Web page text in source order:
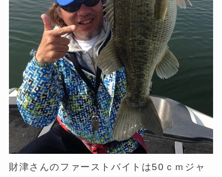
財津さんのファーストバイトは50ｃｍジャ